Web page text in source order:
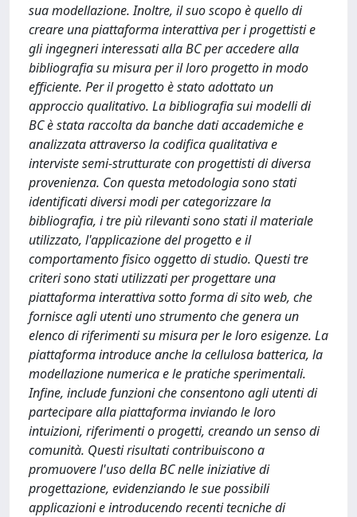
sua modellazione. Inoltre, il suo scopo è quello di
creare una piattaforma interattiva per i progettisti e
gli ingegneri interessati alla BC per accedere alla
bibliografia su misura per il loro progetto in modo
efficiente. Per il progetto è stato adottato un
approccio qualitativo. La bibliografia sui modelli di
BC è stata raccolta da banche dati accademiche e
analizzata attraverso la codifica qualitativa e
interviste semi-strutturate con progettisti di diversa
provenienza. Con questa metodologia sono stati
identificati diversi modi per categorizzare la
bibliografia, i tre più rilevanti sono stati il materiale
utilizzato, l'applicazione del progetto e il
comportamento fisico oggetto di studio. Questi tre
criteri sono stati utilizzati per progettare una
piattaforma interattiva sotto forma di sito web, che
fornisce agli utenti uno strumento che genera un
elenco di riferimenti su misura per le loro esigenze. La
piattaforma introduce anche la cellulosa batterica, la
modellazione numerica e le pratiche sperimentali.
Infine, include funzioni che consentono agli utenti di
partecipare alla piattaforma inviando le loro
intuizioni, riferimenti o progetti, creando un senso di
comunità. Questi risultati contribuiscono a
promuovere l'uso della BC nelle iniziative di
progettazione, evidenziando le sue possibili
applicazioni e introducendo recenti tecniche di